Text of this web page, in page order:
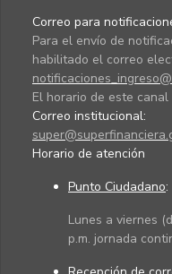
Correo para
Para el envío de
habilitado el correo
El horario de este canal
Correo institucional:
Horario de atención
Punto Ciudadano:
Lunes a viernes
p.m. jornada